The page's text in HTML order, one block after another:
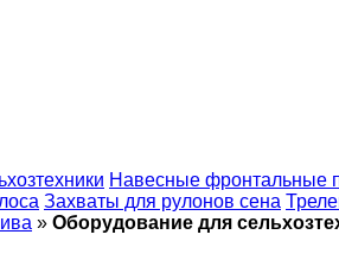
Навесные фронтальные
Захваты для рулонов сена
» Оборудование для